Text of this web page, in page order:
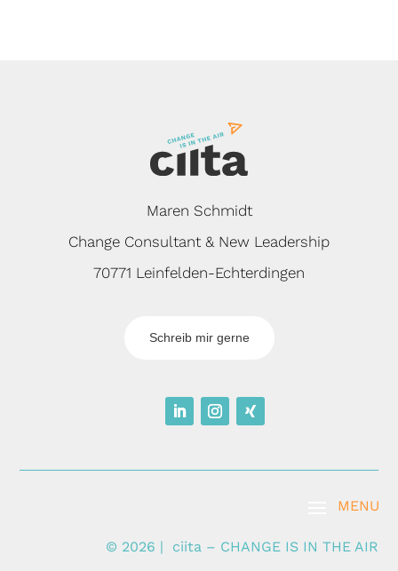
Maren Schmidt
Change Consultant & New Leadership
70771 Leinfelden-Echterdingen
Schreib mir gerne
© 2026 | ciita – CHANGE IS IN THE AIR